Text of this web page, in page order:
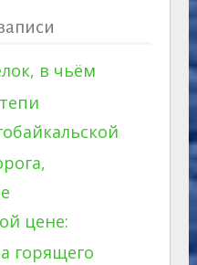
в чьём
цене:
горящего